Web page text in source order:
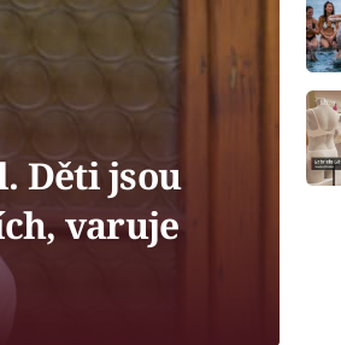
Děti jsou
varuje